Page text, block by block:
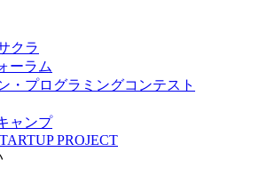
クラ
ーラム
・プログラミングコンテスト
ャンプ
PROJECT